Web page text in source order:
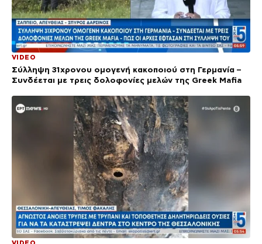
VIDEO
Σύλληψη 31χρονου ομογενή κακοποιού στη Γερμανία –
Συνδέεται με τρεις δολοφονίες μελών της Greek Mafia